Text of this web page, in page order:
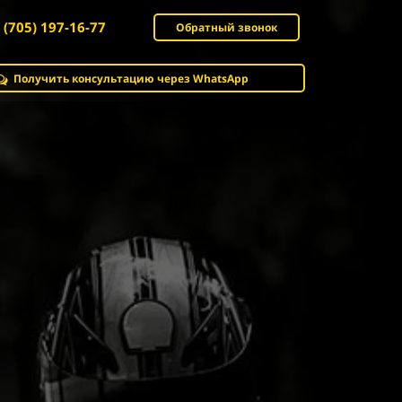
(705) 197-16-77 Обратный звонок
Получить консультацию через WhatsApp